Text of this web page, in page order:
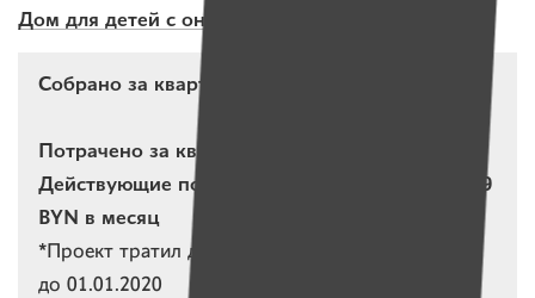
Дом для детей с онкологией
Собрано за квартал: 15 317,95 BYN
Потрачено за квартал: 25 926,95 BYN*
Действующие подписки: 290 подписок на 3 719
BYN в месяц
*Проект тратил деньги, в том числе пришедшие
до 01.01.2020